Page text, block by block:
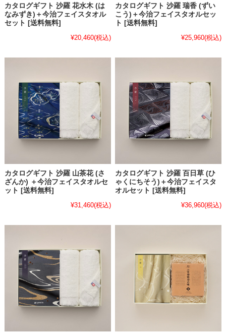
カタログギフト 沙羅 花水木 (は
なみずき)＋今治フェイスタオル
セット [送料無料]
¥20,460(税込)
カタログギフト 沙羅 瑞香 (ずい
こう)＋今治フェイスタオルセッ
ト [送料無料]
¥25,960(税込)
カタログギフト 沙羅 山茶花 (さ
ざんか) ＋今治フェイスタオルセ
ット [送料無料]
¥31,460(税込)
カタログギフト 沙羅 百日草 (ひ
ゃくにちそう)＋今治フェイスタ
オルセット [送料無料]
¥36,960(税込)